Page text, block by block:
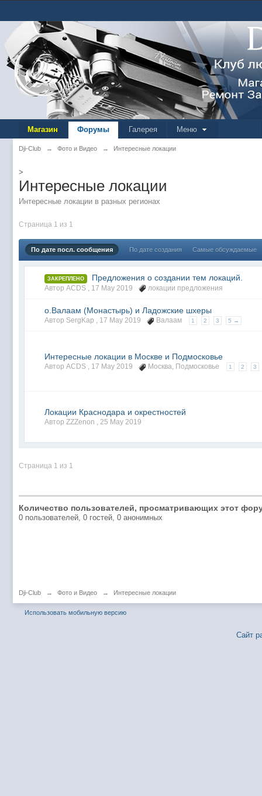
Магазин Форумы Галерея Меню
Dji-Club → Фото и Видео → Интересные локации
>
Интересные локации
Интересные локации в разных регионах
Страница 1 из 1
По дате посл. сообщения По дате создания Самые обсуждаемые
ЗАКРЕПЛЕНО Предложения о создании тем локаций.
Автор ACDS , 17 May 2019 локации предложения
о.Валаам (Монастырь) и Ладожские шхеры
Автор SergKap , 17 May 2019 Валаам 1 2 3 5 →
Интересные локации в Москве и Подмосковье
Автор ACDS , 17 May 2019 Москва, Подмосковье 1 2 3
Локации Краснодара и окрестностей
Автор ZZZenon , 25 May 2019
Страница 1 из 1
Количество пользователей, просматривающих этот
0 пользователей, 0 гостей, 0 анонимных
Dji-Club → Фото и Видео → Интересные локации
Использовать мобильную версию
Сайт